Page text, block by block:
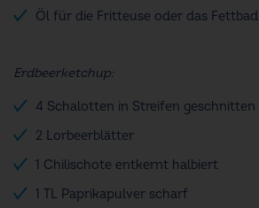
Öl für die Fritteuse oder das Fettbad
Erdbeerketchup:
4 Schalotten in Streifen geschnitten
2 Lorbeerblätter
1 Chilischote entkernt halbiert
1 TL Paprikapulver scharf